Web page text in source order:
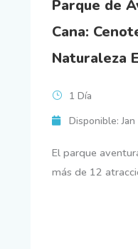
Parque de
Cana:
Naturaleza
1 Día
Disponible:
El parque
más de 12